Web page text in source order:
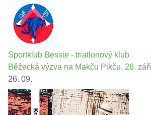
Sportklub Bessie - triatlonový klub
Běžecká výzva na Makču Pikču. 26. září
26. 09.